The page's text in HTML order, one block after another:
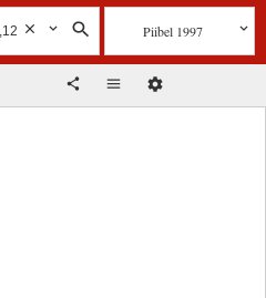
Piibel 1997